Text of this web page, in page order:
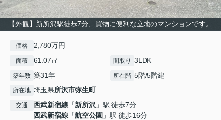
【外観】新所沢駅徒歩7分、買物に便利な立地のマンションです。
価格 2,780万円
面積 61.07㎡ 間取り 3LDK
築年数 築31年 所在階 5階/5階建
所在地 埼玉県所沢市弥生町
交通 西武新宿線 「新所沢 」駅 徒歩7分
西武新宿線 「航空公園 」駅 徒歩16分